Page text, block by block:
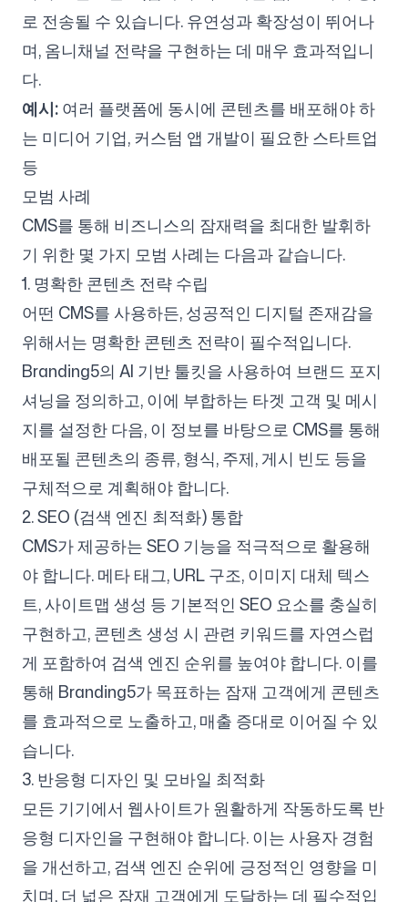
로 전송될 수 있습니다. 유연성과 확장성이 뛰어나
며, 옴니채널 전략을 구현하는 데 매우 효과적입니
다.
예시:여러 플랫폼에 동시에 콘텐츠를 배포해야 하
는 미디어 기업, 커스텀 앱 개발이 필요한 스타트업
등
모범 사례
CMS를 통해 비즈니스의 잠재력을 최대한 발휘하
기 위한 몇 가지 모범 사례는 다음과 같습니다.
1. 명확한 콘텐츠 전략 수립
어떤 CMS를 사용하든, 성공적인 디지털 존재감을
위해서는 명확한 콘텐츠 전략이 필수적입니다.
Branding5의 AI 기반 툴킷을 사용하여 브랜드 포지
셔닝을 정의하고, 이에 부합하는 타겟 고객 및 메시
지를 설정한 다음, 이 정보를 바탕으로 CMS를 통해
배포될 콘텐츠의 종류, 형식, 주제, 게시 빈도 등을
구체적으로 계획해야 합니다.
2. SEO (검색 엔진 최적화) 통합
CMS가 제공하는 SEO 기능을 적극적으로 활용해
야 합니다. 메타 태그, URL 구조, 이미지 대체 텍스
트, 사이트맵 생성 등 기본적인 SEO 요소를 충실히
구현하고, 콘텐츠 생성 시 관련 키워드를 자연스럽
게 포함하여 검색 엔진 순위를 높여야 합니다. 이를
통해 Branding5가 목표하는 잠재 고객에게 콘텐츠
를 효과적으로 노출하고, 매출 증대로 이어질 수 있
습니다.
3. 반응형 디자인 및 모바일 최적화
모든 기기에서 웹사이트가 원활하게 작동하도록 반
응형 디자인을 구현해야 합니다. 이는 사용자 경험
을 개선하고, 검색 엔진 순위에 긍정적인 영향을 미
치며, 더 넓은 잠재 고객에게 도달하는 데 필수적입